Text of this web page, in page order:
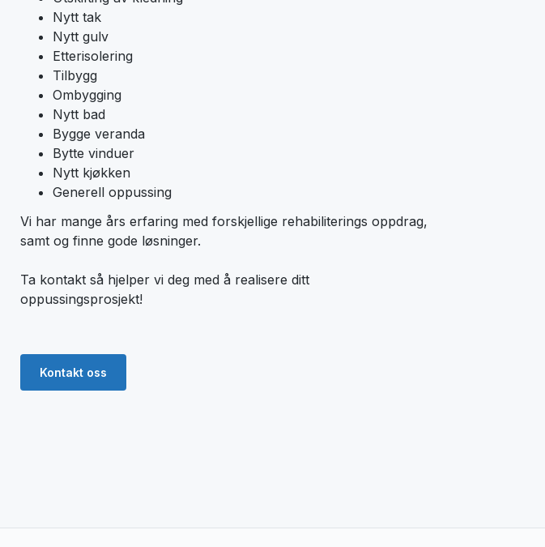
Nytt tak
Nytt gulv
Etterisolering
Tilbygg
Ombygging
Nytt bad
Bygge veranda
Bytte vinduer
Nytt kjøkken
Generell oppussing
Vi har mange års erfaring med forskjellige rehabiliterings oppdrag,
samt og finne gode løsninger.
Ta kontakt så hjelper vi deg med å realisere ditt
oppussingsprosjekt!
Kontakt oss